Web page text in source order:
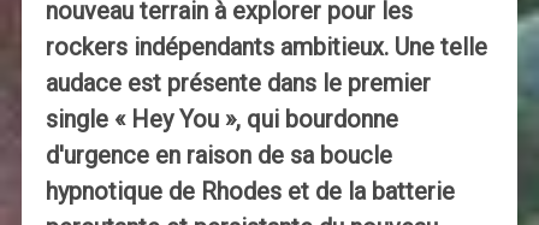
nouveau terrain à explorer pour les
rockers indépendants ambitieux. Une telle
audace est présente dans le premier
single « Hey You », qui bourdonne
d'urgence en raison de sa boucle
hypnotique de Rhodes et de la batterie